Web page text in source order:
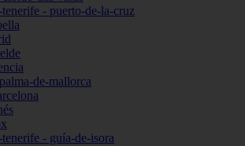
tenerife - puerto-de-la-cruz
de-mallorca
- guía-de-isora